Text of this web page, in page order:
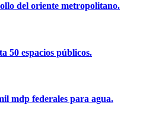
del oriente metropolitano.
50 espacios públicos.
mdp federales para agua.